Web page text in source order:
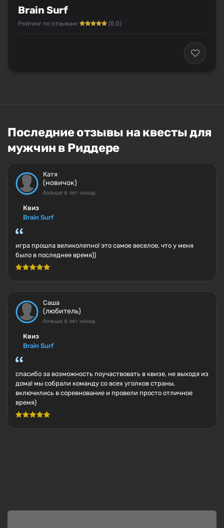
Brain Surf
Рейтинг по отзывам: (5.0)
Последние отзывы на квесты для
мужчин в Риддере
Катя
(новичок)
больше 6 лет назад
Квиз
Brain Surf
игра прошла великолепно! это самое веселое, что у меня
было в последнее время))
Саша
(любитель)
больше 6 лет назад
Квиз
Brain Surf
спасибо за возможность поучаствовать в квизе, не выходя из
дома! мы собрали команду со всех уголков страны,
включились в соревнование и провели просто отличное
время)